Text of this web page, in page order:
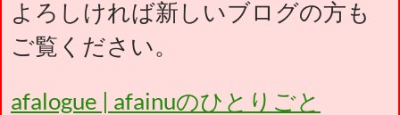
よろしければ新しいブログの方も
ご覧ください。
afalogue | afainuのひとりごと